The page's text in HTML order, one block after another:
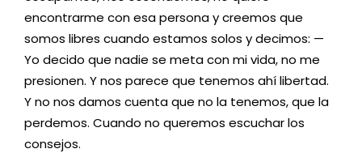
encontrarme con esa persona y creemos que
somos libres cuando estamos solos y decimos: —
Yo decido que nadie se meta con mi vida, no me
presionen. Y nos parece que tenemos ahí libertad.
Y no nos damos cuenta que no la tenemos, que la
perdemos. Cuando no queremos escuchar los
consejos.